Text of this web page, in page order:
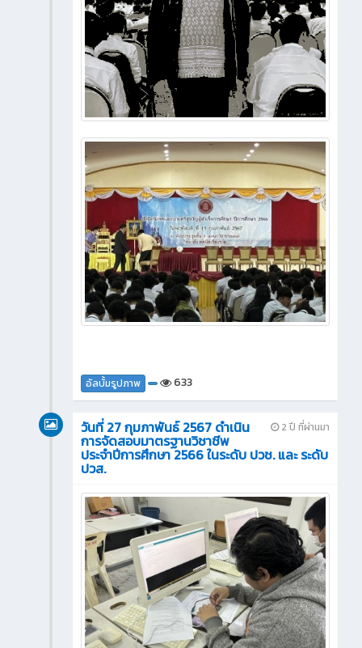
อัลบั้มรูปภาพ 633
2 ปี ที่ผ่านมา
วันที่ 27 กุมภาพันธ์ 2567 ดำเนิน
การจัดสอบมาตรฐานวิชาชีพ
ประจำปีการศึกษา 2566 ในระดับ ปวช. และ ระดับ
ปวส.